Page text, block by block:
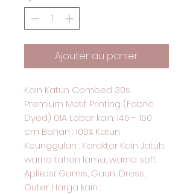
Ajouter au panier
Kain Katun Combed 30s
Premium Motif Printing (Fabric
Dyed) 01A Lebar kain: 145 - 150
cm Bahan : 100% Katun
Keunggulan : Karakter Kain Jatuh,
warna tahan lama, warna soft
Aplikasi: Gamis, Gaun, Dress,
Outer Harga kain :